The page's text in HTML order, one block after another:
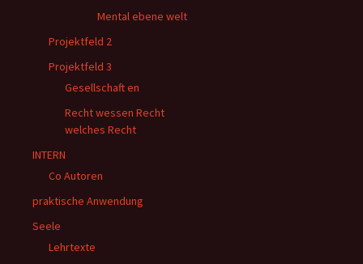
Mental ebene welt
Projektfeld 2
Projektfeld 3
Gesellschaft en
Recht wessen Recht
welches Recht
INTERN
Co Autoren
praktische Anwendung
Seele
Lehrtexte